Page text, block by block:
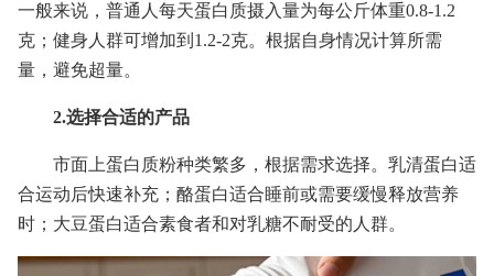
一般来说，普通人每天蛋白质摄入量为每公斤体重0.8-1.2
克；健身人群可增加到1.2-2克。根据自身情况计算所需
量，避免超量。
2.选择合适的产品
市面上蛋白质粉种类繁多，根据需求选择。乳清蛋白适
合运动后快速补充；酪蛋白适合睡前或需要缓慢释放营养
时；大豆蛋白适合素食者和对乳糖不耐受的人群。